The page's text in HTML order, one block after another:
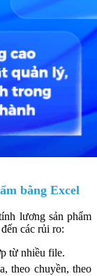
bằng Excel
lương sản phẩm
các rủi ro:
từ nhiều file.
theo chuyền, theo